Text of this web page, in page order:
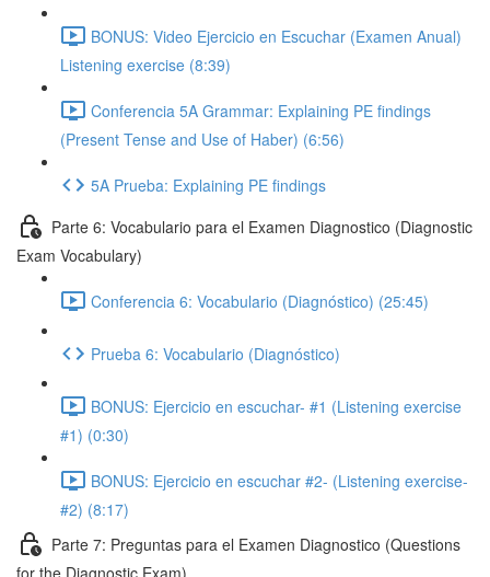
BONUS: Video Ejercicio en Escuchar (Examen Anual)
Listening exercise (8:39)
Conferencia 5A Grammar: Explaining PE findings
(Present Tense and Use of Haber) (6:56)
5A Prueba: Explaining PE findings
Parte 6: Vocabulario para el Examen Diagnostico (Diagnostic
Exam Vocabulary)
Conferencia 6: Vocabulario (Diagnóstico) (25:45)
Prueba 6: Vocabulario (Diagnóstico)
BONUS: Ejercicio en escuchar- #1 (Listening exercise
#1) (0:30)
BONUS: Ejercicio en escuchar #2- (Listening exercise-
#2) (8:17)
Parte 7: Preguntas para el Examen Diagnostico (Questions
for the Diagnostic Exam)